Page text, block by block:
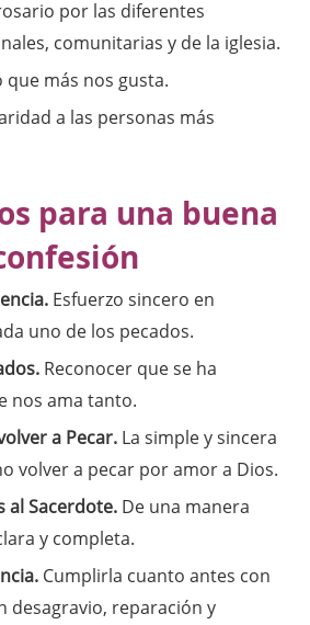
por las diferentes
comunitarias y de la iglesia.
más nos gusta.
a las personas más
para una buena
Esfuerzo sincero en
uno de los pecados.
Reconocer que se ha
nos ama tanto.
a Pecar. La simple y sincera
volver a pecar por amor a Dios.
al Sacerdote. De una manera
y completa.
Cumplirla cuanto antes con
desagravio, reparación y